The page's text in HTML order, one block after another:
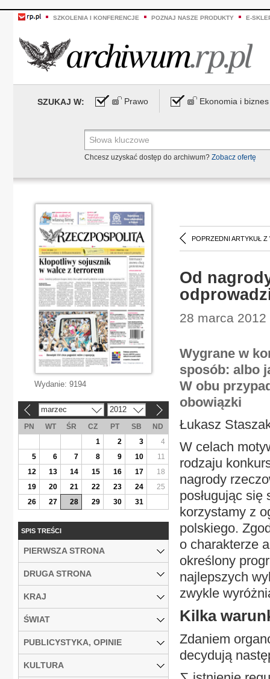
SZKOLENIA I KONFERENCJE POZNAJ NASZE PRODUKTY E-
SZUKAJ W: Prawo Ekonomia i biznes
Chcesz uzyskać dostęp do archiwum? Zobacz ofertę
POPRZEDNI ARTYKUŁ Z
Od
28 marca
Wygrane w
sposób: albo
W obu
obowiązki
Łukasz
W celach
rodzaju
nagrody
posługując się
korzystamy z
polskiego.
o charakterze
określony
najlepszych
zwykle
Kilka
Zdaniem
decydują
Wydanie: 9194
marzec 2012
PN WT ŚR CZ PT SB
ND
1
2 3
4
5
6 7 8 9 10
11
12
13 14 15 16 17
18
19
20 21 22 23 24
25
26
27 28 29 30 31
SPIS TREŚCI
PIERWSZA STRONA
DRUGA STRONA
KRAJ
ŚWIAT
PUBLICYSTYKA, OPINIE
KULTURA